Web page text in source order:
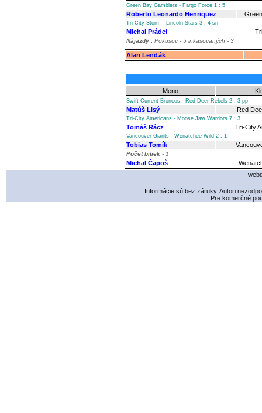
Green Bay Gamblers - Fargo Force 1 : 5
Roberto Leonardo Henriquez
Tri-City Storm - Lincoln Stars 3 : 4 sn
Michal Prádel
Nájazdy : Pokusov - 5 inkasovaných - 3
Alan Lenďák
Meno
Swift Current Broncos - Red Deer Rebels 2 : 3 pp
Matúš Lisý Red
Tri-City Americans - Moose Jaw Warriors 7 : 3
Tomáš Rácz Tri-City
Vancouver Giants - Wenatchee Wild 2 : 1
Tobias Tomík
Počet bitiek - 1
Michal Čapoš
Informácie sú bez záruky. Autori
Pre komerčné